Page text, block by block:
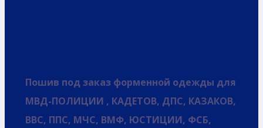
Пошив под заказ форменной одежды для
МВД-ПОЛИЦИИ , КАДЕТОВ, ДПС, КАЗАКОВ,
ВВС, ППС, МЧС, ВМФ, ЮСТИЦИИ, ФСБ,